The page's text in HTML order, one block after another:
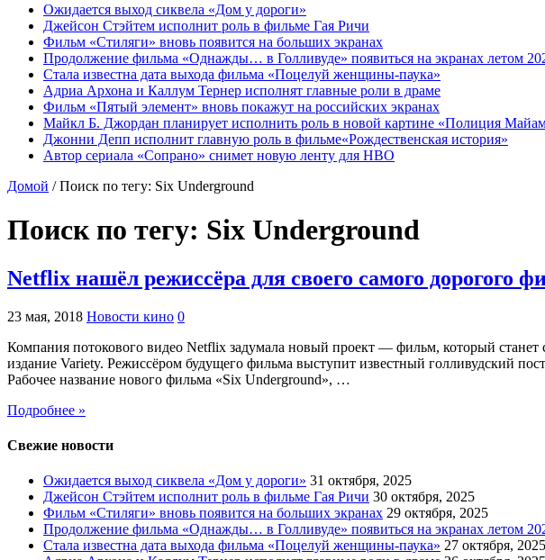
Ожидается выход сиквела «Дом у дороги»
Джейсон Стэйтем исполнит роль в фильме Гая Ричи
Фильм «Стиляги» вновь появится на больших экранах
Продолжение фильма «Однажды… в Голливуде» появиться на экранах летом
Стала известна дата выхода фильма «Поцелуй женщины-паука»
Адриа Архона и Каллум Тернер исполнят главные роли в драме
Фильм «Пятый элемент» вновь покажут на российских экранах
Майкл Б. Джордан планирует исполнить роль в новой картине «Полиция
Джонни Депп исполнит главную роль в фильме«Рождественская история»
Автор сериала «Сопрано» снимет новую ленту для HBO
Домой / Поиск по тегу: Six Underground
Поиск по тегу: Six Underground
Netflix нашёл режиссёра для своего самого дорогого
23 мая, 2018 Новости кино 0
Компания потокового видео Netflix задумала новый проект — фильм, который
издание Variety. Режиссёром будущего фильма выступит известный голливудский
Рабочее название нового фильма «Six Underground», …
Подробнее »
Свежие новости
Ожидается выход сиквела «Дом у дороги» 31 октября, 2025
Джейсон Стэйтем исполнит роль в фильме Гая Ричи 30 октября, 2025
Фильм «Стиляги» вновь появится на больших экранах 29 октября, 2025
Продолжение фильма «Однажды… в Голливуде» появиться на экранах летом
Стала известна дата выхода фильма «Поцелуй женщины-паука» 27 октября, 2025